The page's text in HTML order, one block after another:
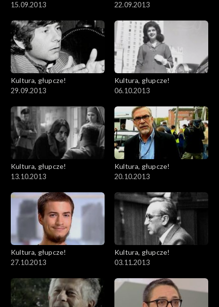
15.09.2013
22.09.2013
Kultura, głupcze!
29.09.2013
Kultura, głupcze!
06.10.2013
Kultura, głupcze!
13.10.2013
Kultura, głupcze!
20.10.2013
Kultura, głupcze!
27.10.2013
Kultura, głupcze!
03.11.2013